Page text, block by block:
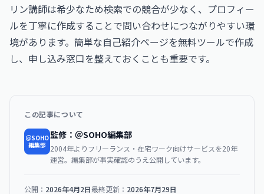
リン講師は希少なため検索での競合が少なく、プロフィー
ルを丁寧に作成することで問い合わせにつながりやすい環
境があります。簡単な自己紹介ページを無料ツールで作成
し、申し込み窓口を整えておくことも重要です。
この記事について
＠SOHO
編集部
監修：＠SOHO編集部
2004年よりフリーランス・在宅ワーク向けサービスを20年
運営。編集部が事実確認のうえ公開しています。
公開： 2026年4月2日最終更新： 2026年7月29日